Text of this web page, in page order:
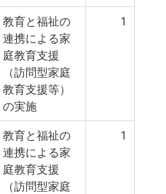
教育と福祉の
連携による家
庭教育支援
（訪問型家庭
教育支援等）
の実施
1
教育と福祉の
連携による家
庭教育支援
（訪問型家庭
1